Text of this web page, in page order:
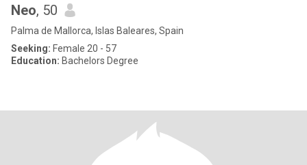
Neo, 50
Palma de Mallorca, Islas Baleares, Spain
Seeking: Female 20 - 57
Education: Bachelors Degree